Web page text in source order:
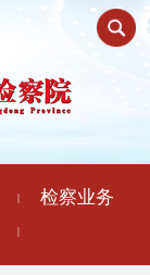
检察业务